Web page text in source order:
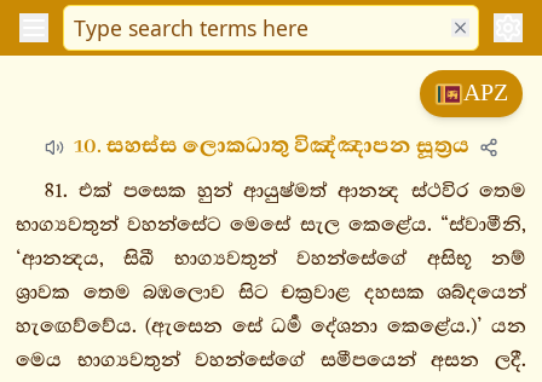
දීඝනිකාය
මජ්ඣිමනිකාය
සංයුත්තනිකාය
අඞ්ගුත්තරනිකාය
1. එකක
නිපාතො
2.
APZ
10. සහස්ස ලොකධාතු විඤ්ඤාපන සූත්‍රය
81. එක් පසෙක හුන් ආයුෂ්මත් ආනන්‍ද ස්ථවිර තෙම
භාග්‍යවතුන් වහන්සේට මෙසේ සැල කෙළේය. “ස්වාමීනි,
‘ආනන්‍දය, සිඛී භාග්‍යවතුන් වහන්සේගේ අසිභූ නම්
ශ්‍රාවක තෙම බඹලොව සිට චක්‍රවාළ දහසක ශබ්දයෙන්
හැඟෙව්වේය. (ඇසෙන සේ ධර්‍ම දේශනා කෙළේය.)’ යන
මෙය භාග්‍යවතුන් වහන්සේගේ සමීපයෙන් අසන ලදී.